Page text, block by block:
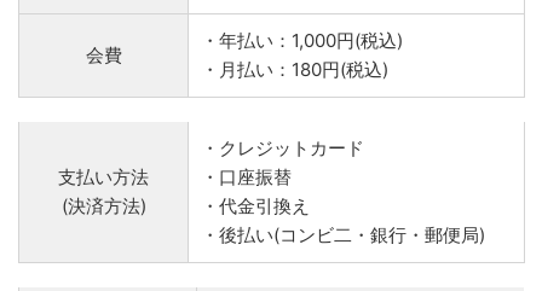
会費
・年払い：1,000円(税込)
・月払い：180円(税込)
支払い方法
(決済方法)
・クレジットカード
・口座振替
・代金引換え
・後払い(コンビ二・銀行・郵便局)